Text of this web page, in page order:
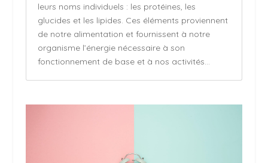
leurs noms individuels : les protéines, les
glucides et les lipides. Ces éléments proviennent
de notre alimentation et fournissent à notre
organisme l’énergie nécessaire à son
fonctionnement de base et à nos activités...